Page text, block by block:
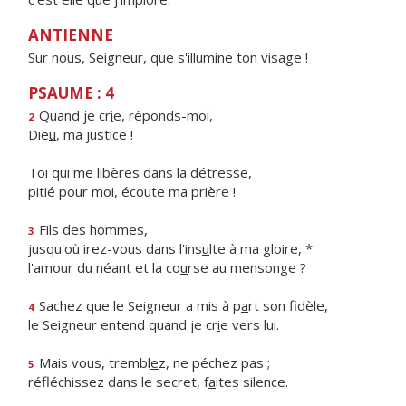
ANTIENNE
Sur nous, Seigneur, que s'illumine ton visage !
PSAUME : 4
2 Quand je crie, réponds-moi,
Dieu, ma justice !
Toi qui me libères dans la détresse,
pitié pour moi, écoute ma prière !
3 Fils des hommes,
jusqu'où irez-vous dans l'insulte à ma gloire, *
l'amour du néant et la course au mensonge ?
4 Sachez que le Seigneur a mis à part son fidèle,
le Seigneur entend quand je crie vers lui.
5 Mais vous, tremblez, ne péchez pas ;
réfléchissez dans le secret, faites silence.